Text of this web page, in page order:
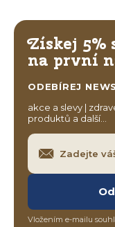
Získej 5%
na první
ODEBÍREJ
akce a slevy |
produktů a další…
Vložením e-mailu